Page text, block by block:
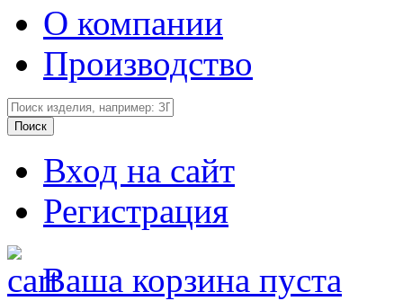
О компании
Производство
Вход на сайт
Регистрация
Ваша корзина пуста